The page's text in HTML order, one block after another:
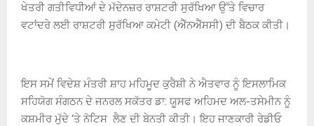
ਖੇਤਰੀ ਗਤੀਵਿਧੀਆਂ ਦੇ ਮੱਦੇਨਜ਼ਰ ਰਾਸ਼ਟਰੀ ਸੁਰੱਖਿਆ ਉੱਤੇ ਵਿਚਾਰ
ਵਟਾਂਦਰੇ ਲਈ ਰਾਸ਼ਟਰੀ ਸੁਰੱਖਿਆ ਕਮੇਟੀ (ਐੱਨਐੱਸਸੀ) ਦੀ ਬੈਠਕ ਕੀਤੀ।
ਇਸ ਸਮੇਂ ਵਿਦੇਸ਼ ਮੰਤਰੀ ਸ਼ਾਹ ਮਹਿਮੂਦ ਕੁਰੈਸ਼ੀ ਨੇ ਐਤਵਾਰ ਨੂੰ ਇਸਲਾਮਿਕ
ਸਹਿਯੋਗ ਸੰਗਠਨ ਦੇ ਜਨਰਲ ਸਕੱਤਰ ਡਾ: ਯੂਸਫ ਅਹਿਮਦ ਅਲ-ਤਸੇਮੀਨ ਨੂੰ
ਕਸ਼ਮੀਰ ਮੁੱਦੇ ‘ਤੇ ਨੋਟਿਸ ਲੈਣ ਦੀ ਬੇਨਤੀ ਕੀਤੀ। ਇਹ ਜਾਣਕਾਰੀ ਰੇਡੀਓ